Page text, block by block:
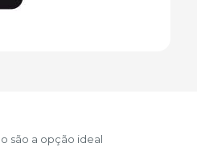
são a opção ideal